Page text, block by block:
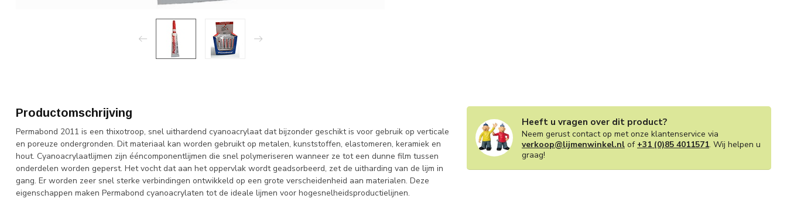
Productomschrijving
Permabond 2011 is een thixotroop, snel uithardend cyanoacrylaat dat bijzonder geschikt is voor gebruik op verticale
en poreuze ondergronden. Dit materiaal kan worden gebruikt op metalen, kunststoffen, elastomeren, keramiek en
hout. Cyanoacrylaatlijmen zijn ééncomponentlijmen die snel polymeriseren wanneer ze tot een dunne film tussen
onderdelen worden geperst. Het vocht dat aan het oppervlak wordt geadsorbeerd, zet de uitharding van de lijm in
gang. Er worden zeer snel sterke verbindingen ontwikkeld op een grote verscheidenheid aan materialen. Deze
eigenschappen maken Permabond cyanoacrylaten tot de ideale lijmen voor hogesnelheidsproductielijnen.
Heeft u vragen over dit product?
Neem gerust contact op met onze klantenservice via
verkoop@lijmenwinkel.nl of +31 (0)85 4011571. Wij helpen u
graag!